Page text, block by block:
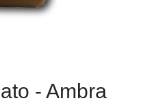
- Ambra